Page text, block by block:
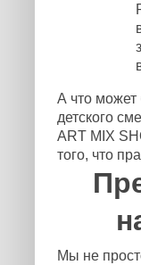
А что может
детского
ART MIX
того, что
Мы не